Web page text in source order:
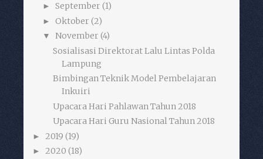
► September (1)
► Oktober (2)
▼ November (4)
Sosialisasi Direktorat Lalu Lintas Polda
Lampung
Bimbingan Teknik Model Pembelajaran
Inkuiri
Upacara Hari Pahlawan Tahun 2018
Upacara Hari Guru Nasional Tahun 2018
► 2019 (19)
► 2020 (18)